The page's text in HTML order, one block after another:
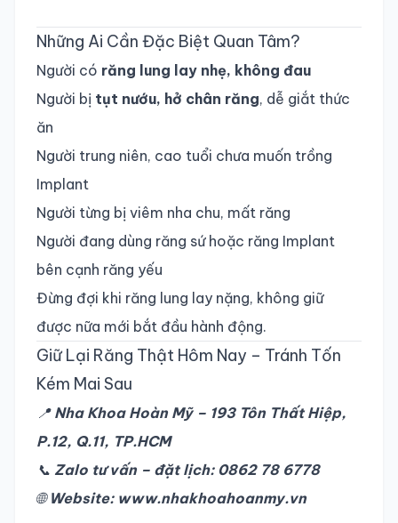
Những Ai Cần Đặc Biệt Quan Tâm?
Người có răng lung lay nhẹ, không đau
Người bị tụt nướu, hở chân răng, dễ giắt thức
ăn
Người trung niên, cao tuổi chưa muốn trồng
Implant
Người từng bị viêm nha chu, mất răng
Người đang dùng răng sứ hoặc răng Implant
bên cạnh răng yếu
Đừng đợi khi răng lung lay nặng, không giữ
được nữa mới bắt đầu hành động.
Giữ Lại Răng Thật Hôm Nay – Tránh Tốn
Kém Mai Sau
📍 Nha Khoa Hoàn Mỹ – 193 Tôn Thất Hiệp,
P.12, Q.11, TP.HCM
📞 Zalo tư vấn – đặt lịch: 0862 78 6778
🌐 Website: www.nhakhoahoanmy.vn